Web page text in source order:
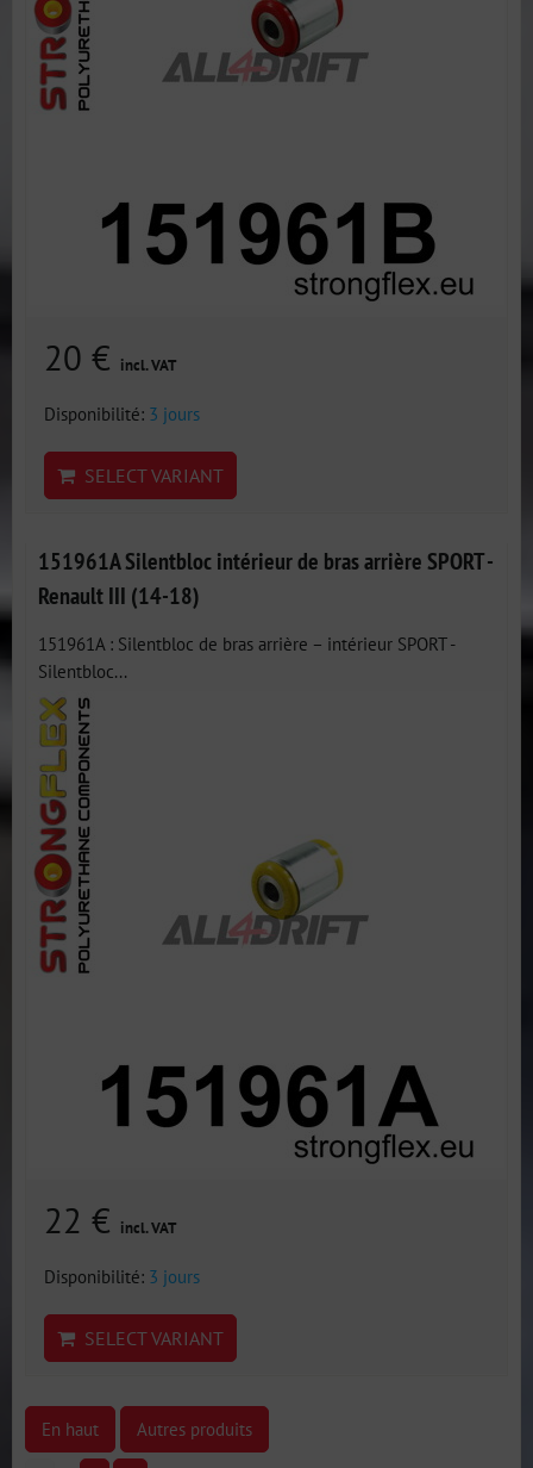
20 € incl. VAT
Disponibilité: 3 jours
SELECT VARIANT
151961A Silentbloc intérieur de bras arrière SPORT -
Renault III (14-18)
151961A : Silentbloc de bras arrière – intérieur SPORT -
Silentbloc...
22 € incl. VAT
Disponibilité: 3 jours
SELECT VARIANT
En haut Autres produits